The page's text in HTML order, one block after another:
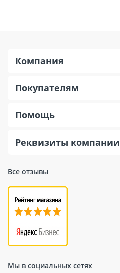
Все отзывы
Мы в социальных сетях
Компания
Покупателям
Помощь
Реквизиты компании